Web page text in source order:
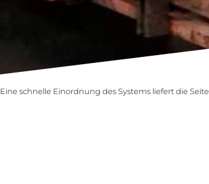
Eine schnelle Einordnung des Systems liefert die Seite